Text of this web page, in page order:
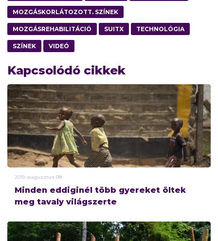
MOZGÁSKORLÁTOZOTT. SZÍNEK
MOZGÁSREHABILITÁCIÓ SUITX TECHNOLÓGIA
SZÍNEK VIDEÓ
Kapcsolódó cikkek
2019. augusztus 08.
Minden eddiginél több gyereket öltek
meg tavaly világszerte